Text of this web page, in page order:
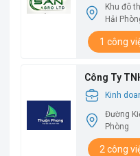
Khu đô
Hải
1 công
Công Ty
Xuất Thuận
Kinh
Đường
Phòng
2 công